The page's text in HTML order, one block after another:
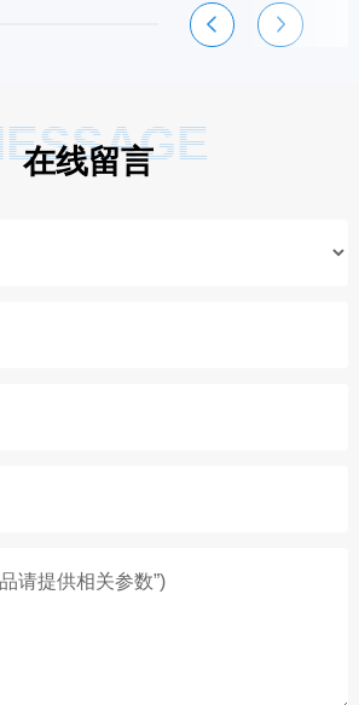
在线留言
请提供相关参数”)